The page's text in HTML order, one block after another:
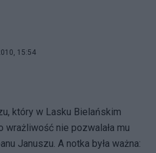
15:54
który w Lasku Bielańskim
wrażliwość nie pozwalała mu
Januszu. A notka była ważna: